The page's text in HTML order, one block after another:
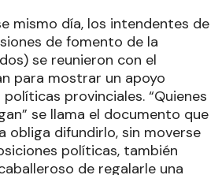
mismo día, los intendentes de
de fomento de la
se reunieron con el
para mostrar un apoyo
provinciales. “Quienes
se llama el documento que
obliga difundirlo, sin moverse
políticas, también
de regalarle una